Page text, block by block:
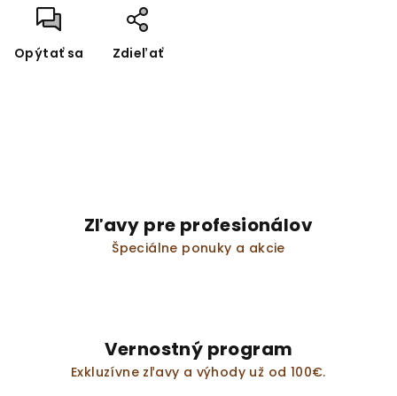
Opýtať sa Zdieľať
Zľavy pre profesionálov
Špeciálne ponuky a akcie
Vernostný program
Exkluzívne zľavy a výhody už od 100€.